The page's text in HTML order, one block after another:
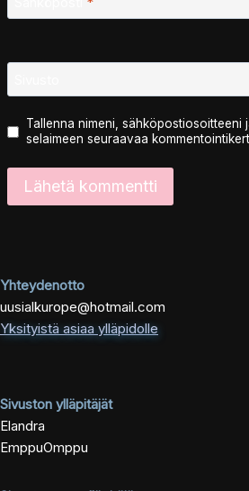
Tallenna nimeni, sähköpostiosoitteeni
selaimeen seuraavaa
Yhteydenotto
uusialkurope@hotmail.com
Yksityistä asiaa ylläpidolle
Sivuston ylläpitäjät
Elandra
EmppuOmppu